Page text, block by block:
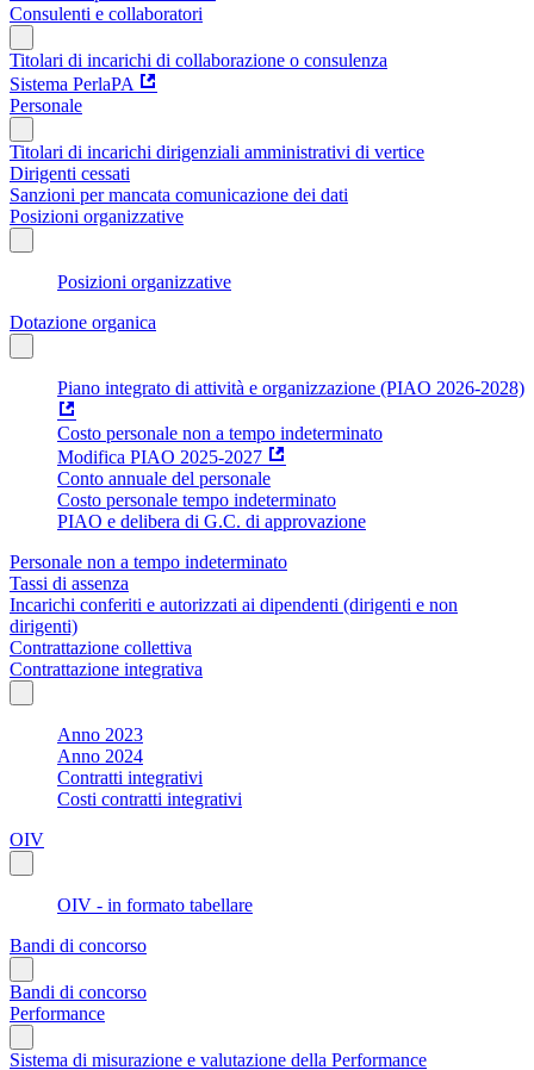
Consulenti e collaboratori
Titolari di incarichi di collaborazione o consulenza
Sistema PerlaPA
Personale
Titolari di incarichi dirigenziali amministrativi di vertice
Dirigenti cessati
Sanzioni per mancata comunicazione dei dati
Posizioni organizzative
Posizioni organizzative
Dotazione organica
Piano integrato di attività e organizzazione (PIAO 2026-2028)
Costo personale non a tempo indeterminato
Modifica PIAO 2025-2027
Conto annuale del personale
Costo personale tempo indeterminato
PIAO e delibera di G.C. di approvazione
Personale non a tempo indeterminato
Tassi di assenza
Incarichi conferiti e autorizzati ai dipendenti (dirigenti e non
dirigenti)
Contrattazione collettiva
Contrattazione integrativa
Anno 2023
Anno 2024
Contratti integrativi
Costi contratti integrativi
OIV
OIV - in formato tabellare
Bandi di concorso
Bandi di concorso
Performance
Sistema di misurazione e valutazione della Performance